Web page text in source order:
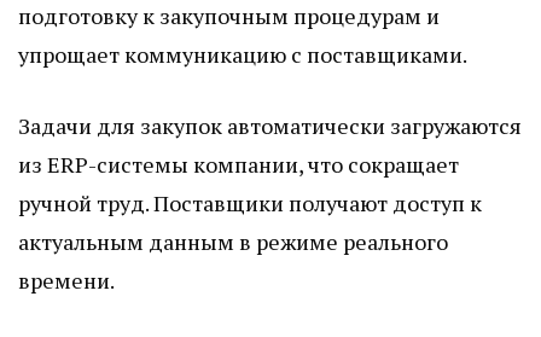
подготовку к закупочным процедурам и
упрощает коммуникацию с поставщиками.
Задачи для закупок автоматически загружаются
из ERP-системы компании, что сокращает
ручной труд. Поставщики получают доступ к
актуальным данным в режиме реального
времени.